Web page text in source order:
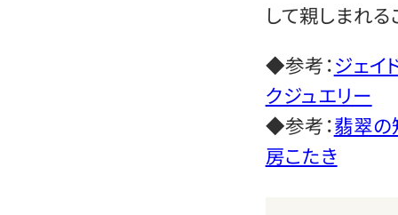
して親しまれる
◆参考：ジェイ
クジュエリー
◆参考：翡翠の
房こたき